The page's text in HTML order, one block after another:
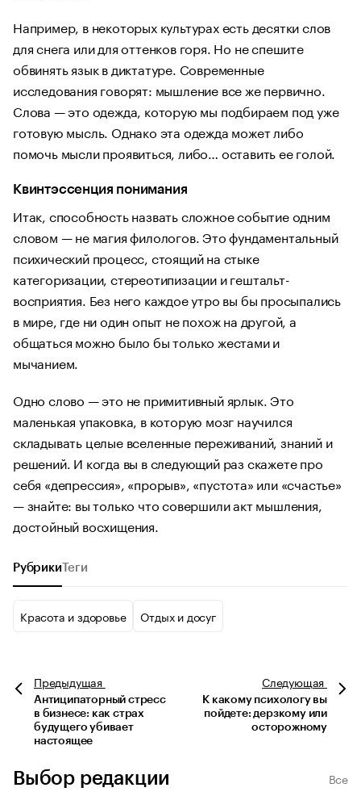
Например, в некоторых культурах есть десятки слов
для снега или для оттенков горя. Но не спешите
обвинять язык в диктатуре. Современные
исследования говорят: мышление все же первично.
Слова — это одежда, которую мы подбираем под уже
готовую мысль. Однако эта одежда может либо
помочь мысли проявиться, либо… оставить ее голой.
Квинтэссенция понимания
Итак, способность назвать сложное событие одним
словом — не магия филологов. Это фундаментальный
психический процесс, стоящий на стыке
категоризации, стереотипизации и гештальт-
восприятия. Без него каждое утро вы бы просыпались
в мире, где ни один опыт не похож на другой, а
общаться можно было бы только жестами и
мычанием.
Одно слово — это не примитивный ярлык. Это
маленькая упаковка, в которую мозг научился
складывать целые вселенные переживаний, знаний и
решений. И когда вы в следующий раз скажете про
себя «депрессия», «прорыв», «пустота» или «счастье»
— знайте: вы только что совершили акт мышления,
достойный восхищения.
Рубрики Теги
Красота и здоровье Отдых и досуг
Предыдущая
Антиципаторный стресс
в бизнесе: как страх
будущего убивает
настоящее
Следующая
К какому психологу вы
пойдете: дерзкому или
осторожному
Выбор редакции Все